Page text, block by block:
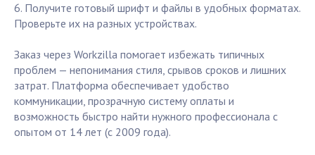
6. Получите готовый шрифт и файлы в удобных форматах.
Проверьте их на разных устройствах.
Заказ через Workzilla помогает избежать типичных
проблем — непонимания стиля, срывов сроков и лишних
затрат. Платформа обеспечивает удобство
коммуникации, прозрачную систему оплаты и
возможность быстро найти нужного профессионала с
опытом от 14 лет (с 2009 года).